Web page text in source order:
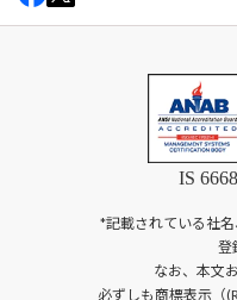
IS
*記載されている社
登
なお、本文
必ずしも商標表示（